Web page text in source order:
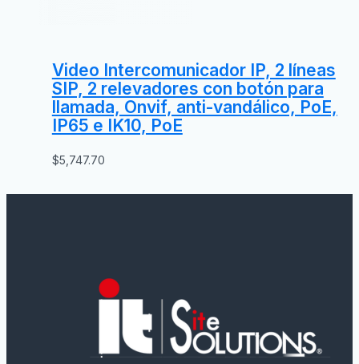
Video Intercomunicador IP, 2 líneas
SIP, 2 relevadores con botón para
llamada, Onvif, anti-vandálico, PoE,
IP65 e IK10, PoE
$5,747.70